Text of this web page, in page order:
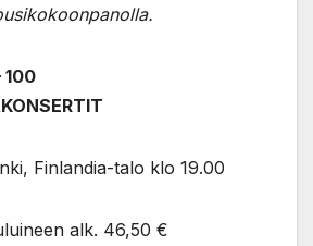
100
Finlandia-talo klo 19.00
alk. 46,50 €